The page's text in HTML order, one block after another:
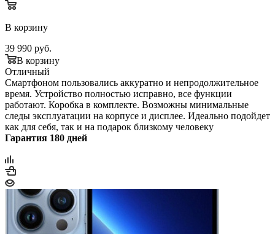
В корзину
39 990 руб.
В корзину
Отличный
Смартфоном пользовались аккуратно и непродолжительное
время. Устройство полностью исправно, все функции
работают. Коробка в комплекте. Возможны минимальные
следы эксплуатации на корпусе и дисплее. Идеально подойдет
как для себя, так и на подарок близкому человеку
Гарантия 180 дней